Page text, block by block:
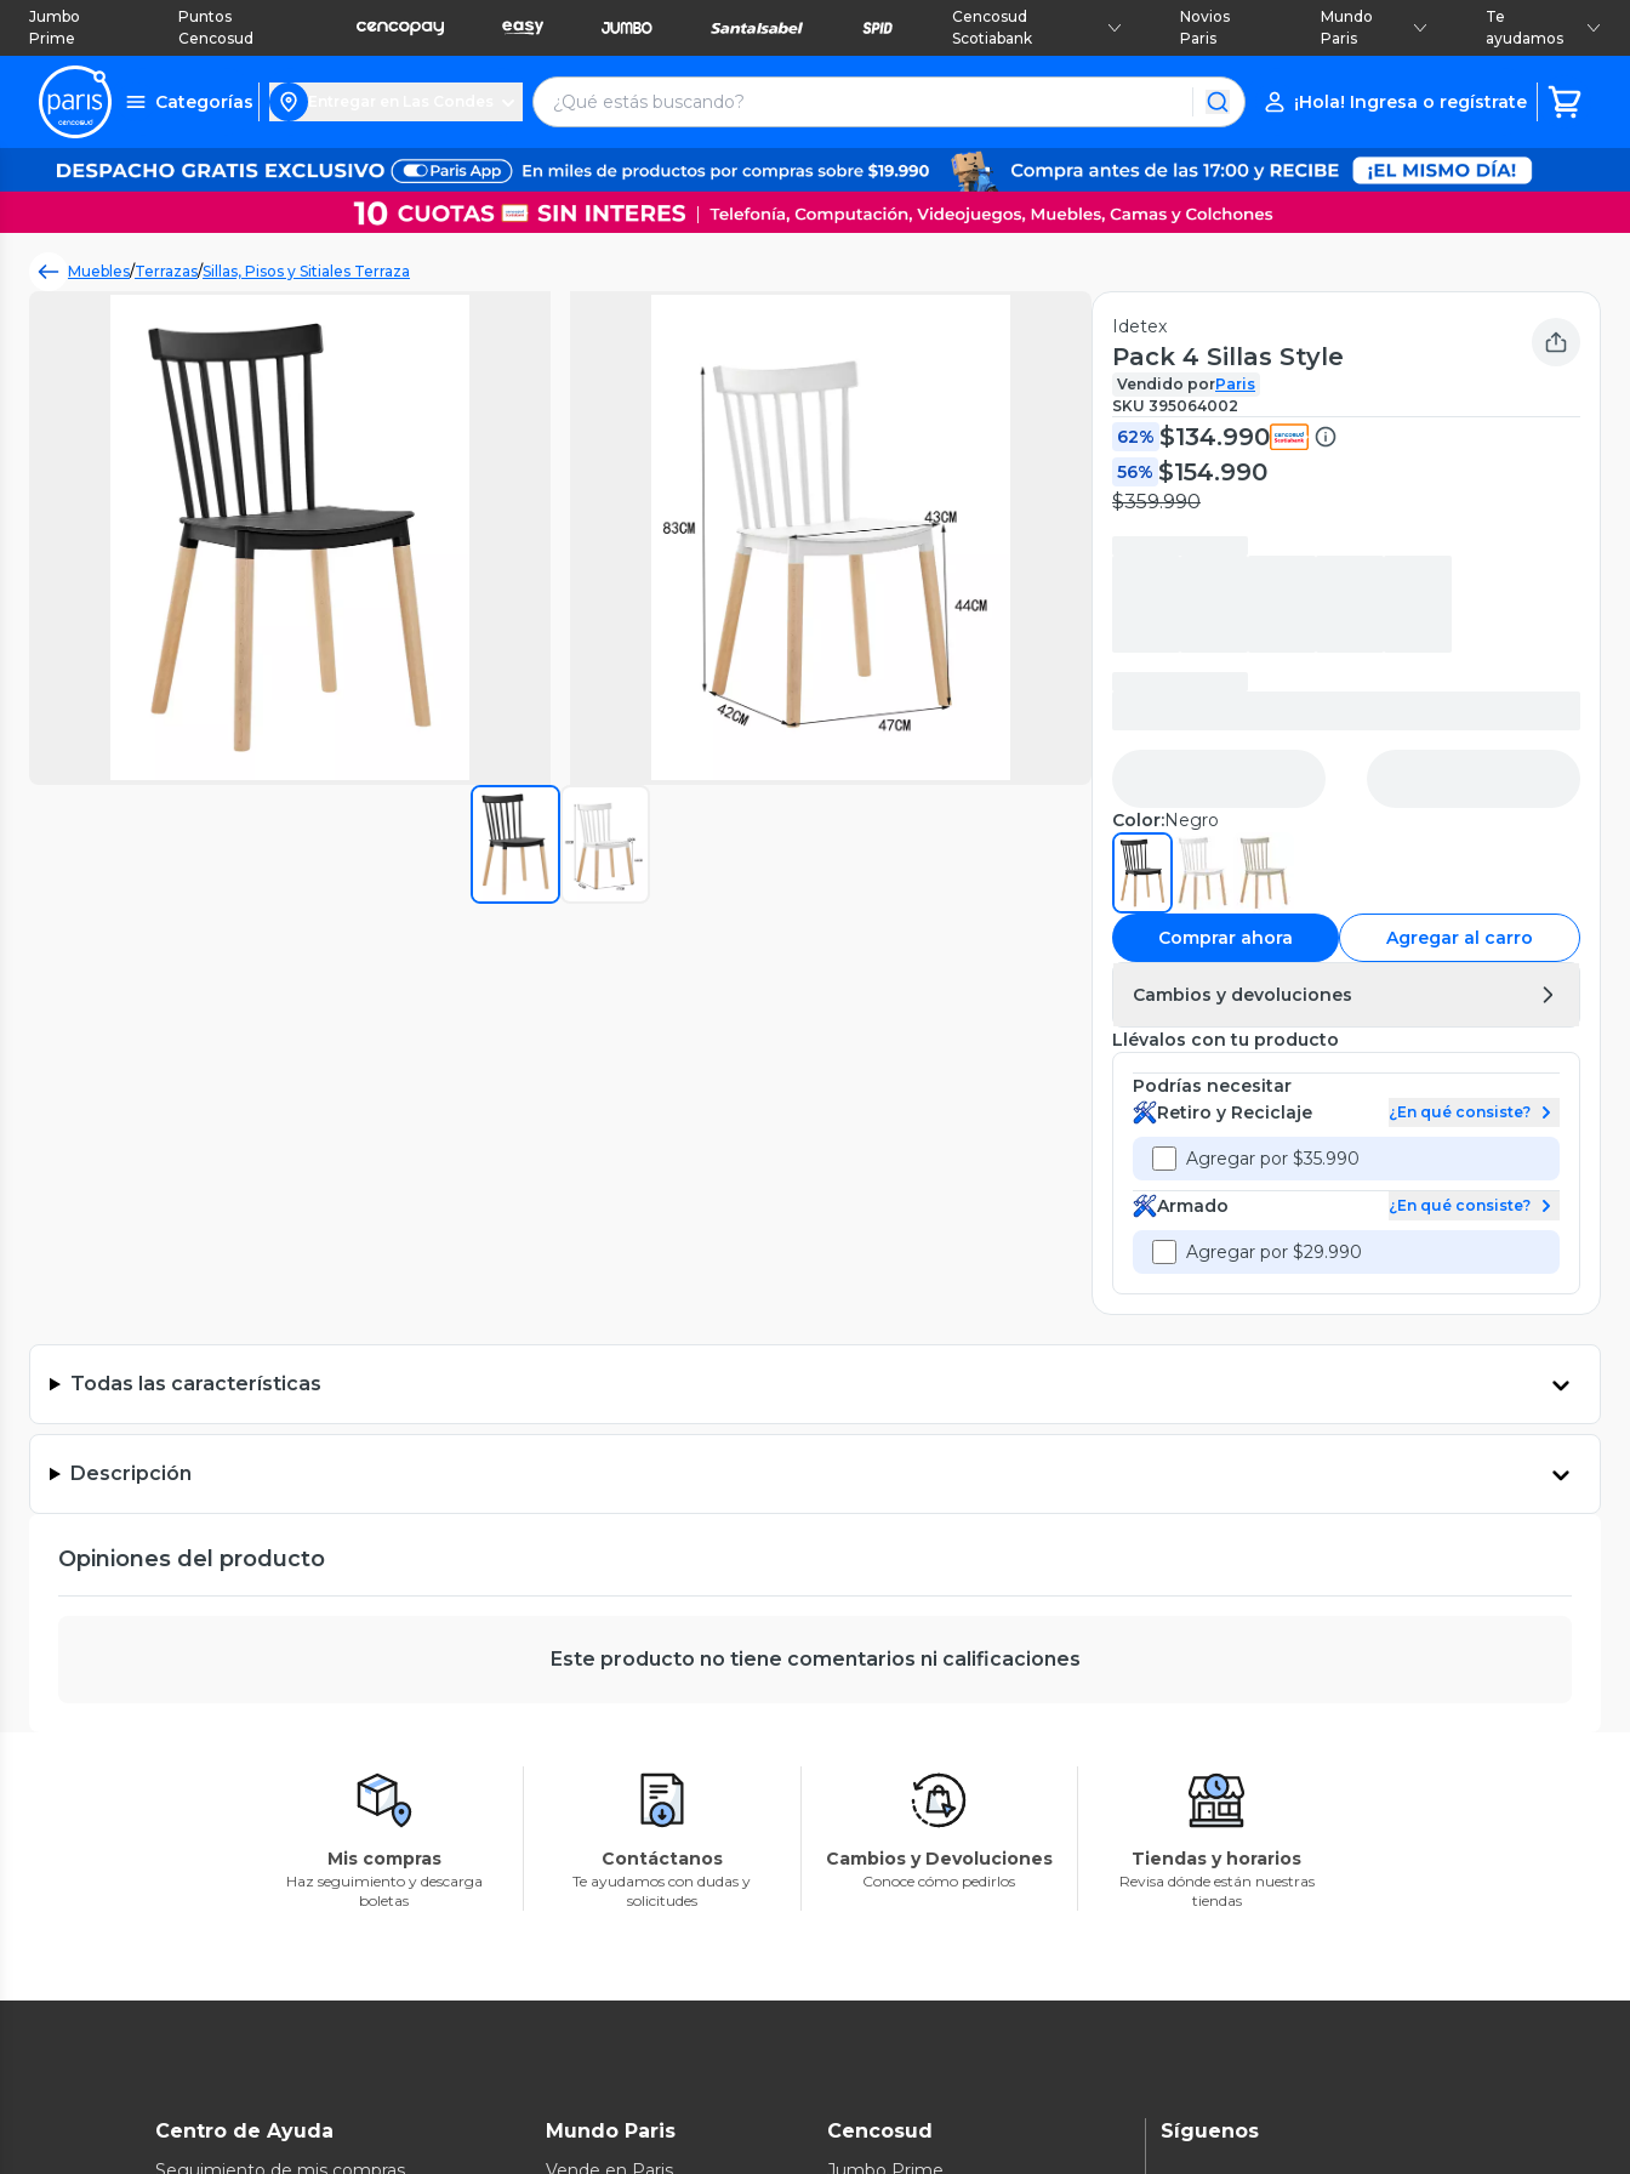
Jumbo
Prime
Puntos
Cencosud
Cencosud
Scotiabank
Novios
Paris
Mundo
Paris
Te
ayudamos
Categorías ¡Hola! Ingresa o regístrate
Muebles/Terrazas/Sillas, Pisos y Sitiales Terraza
Idetex
Pack 4 Sillas Style
Vendido porParis
SKU 395064002
62% $134.990
56% $154.990
$359.990
Color:Negro
Comprar ahora Agregar al carro
Cambios y devoluciones
Llévalos con tu producto
Podrías necesitar
Retiro y Reciclaje
¿En qué consiste?
Agregar por $35.990
Armado ¿En qué consiste?
Agregar por $29.990
Todas las características
Descripción
Opiniones del producto
Este producto no tiene comentarios ni calificaciones
Mis compras
Haz seguimiento y descarga
boletas
Contáctanos
Te ayudamos con dudas y
solicitudes
Cambios y Devoluciones
Conoce cómo pedirlos
Tiendas y horarios
Revisa dónde están nuestras
tiendas
Centro de Ayuda Mundo Paris Cencosud Síguenos